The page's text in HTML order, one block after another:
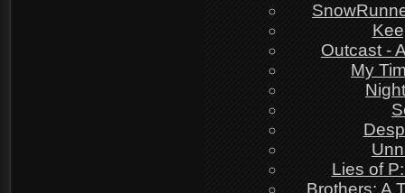
Outcast -
My
Lies of
Brothers: A